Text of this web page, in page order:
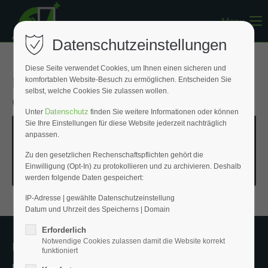
Register
Support
Lorem ipsum dolor sit amet:
24h/ 365days
Mon - Fri 8:00am - 5:00pm(GMT +1)
Get in touch
Cybersteel Inc.
Menu
Hier können Sie unseren Bestellschein
downloaden:
Kontakt
Datenschutzeinstellungen
Diese Seite verwendet Cookies, um Ihnen einen sicheren und
komfortablen Website-Besuch zu ermöglichen. Entscheiden Sie
selbst, welche Cookies Sie zulassen wollen.
Unter Datenschutz finden Sie weitere Informationen oder können
Sie Ihre Einstellungen für diese Website jederzeit nachträglich
anpassen.
Zu den gesetzlichen Rechenschaftspflichten gehört die
Einwilligung (Opt-In) zu protokollieren und zu archivieren. Deshalb
werden folgende Daten gespeichert:
IP-Adresse | gewählte Datenschutzeinstellung
Datum und Uhrzeit des Speicherns | Domain
Erforderlich
Notwendige Cookies zulassen damit die Website korrekt
funktioniert